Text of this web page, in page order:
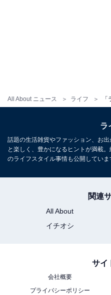
All About ニュース ライフ
「ラーメンどんぶり」は
みの「渦巻きマークやそれ
り」は日本発祥です。
オープン。最初の頃は和食
が、人気が広がるにつれて
ラ
話題の生活雑貨やファッション、お
と楽しく、豊かになるヒントが満載
のライフスタイル事情も公開していま
関連
All About
イチオシ
サイ
会社概要
プライバシーポリシー